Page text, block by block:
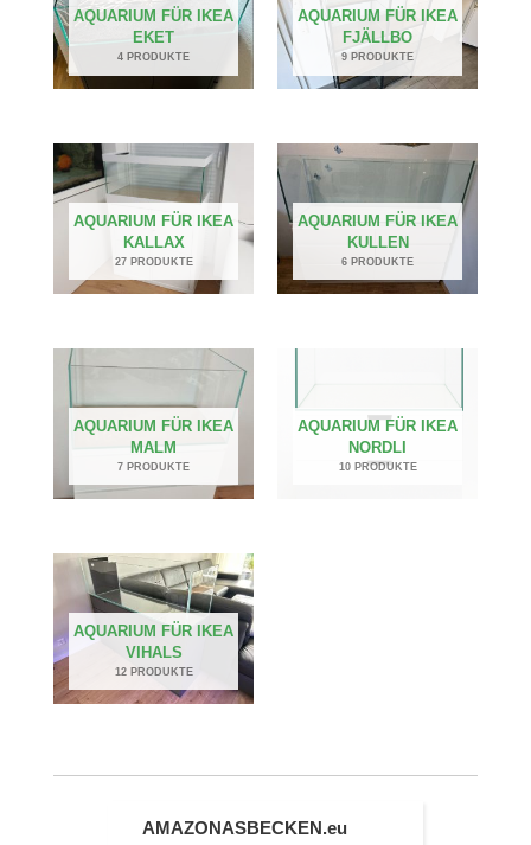
AQUARIUM FÜR IKEA
EKET
4 PRODUKTE
AQUARIUM FÜR IKEA
FJÄLLBO
9 PRODUKTE
AQUARIUM FÜR IKEA
KALLAX
27 PRODUKTE
AQUARIUM FÜR IKEA
KULLEN
6 PRODUKTE
AQUARIUM FÜR IKEA
MALM
7 PRODUKTE
AQUARIUM FÜR IKEA
NORDLI
10 PRODUKTE
AQUARIUM FÜR IKEA
VIHALS
12 PRODUKTE
AMAZONASBECKEN.eu